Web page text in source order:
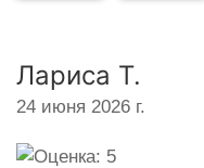
Лариса Т.
24 июня 2026 г.